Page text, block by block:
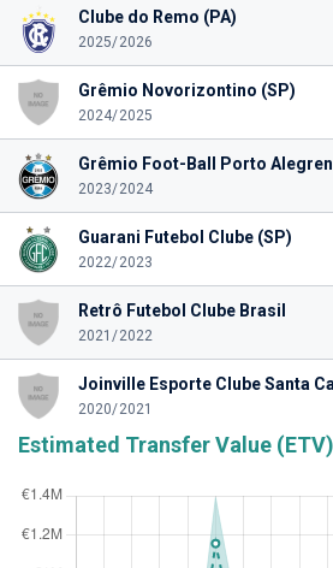
Clube do Remo (PA)
2025/2026
Grêmio Novorizontino (SP)
2024/2025
Grêmio Foot-Ball Porto
2023/2024
Guarani Futebol Clube (SP)
2022/2023
Retrô Futebol Clube Brasil
2021/2022
Joinville Esporte Clube Santa
2020/2021
Estimated Transfer Value (ETV)